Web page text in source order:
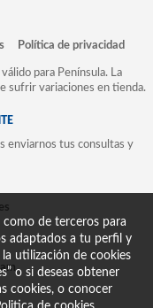
Política de privacidad
para Península. La
sufrir variaciones en tienda.
enviarnos tus consultas y
de terceros para
adaptados a tu perfil y
utilización de cookies
o si deseas obtener
cookies, o conocer